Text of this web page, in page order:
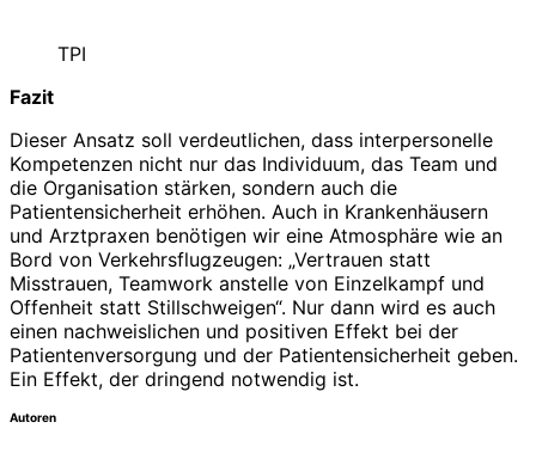
TPI
Fazit
Dieser Ansatz soll verdeutlichen, dass interpersonelle
Kompetenzen nicht nur das Individuum, das Team und
die Organisation stärken, sondern auch die
Patientensicherheit erhöhen. Auch in Krankenhäusern
und Arztpraxen benötigen wir eine Atmosphäre wie an
Bord von Verkehrsflugzeugen: „Vertrauen statt
Misstrauen, Teamwork anstelle von Einzelkampf und
Offenheit statt Stillschweigen“. Nur dann wird es auch
einen nachweislichen und positiven Effekt bei der
Patientenversorgung und der Patientensicherheit geben.
Ein Effekt, der dringend notwendig ist.
Autoren